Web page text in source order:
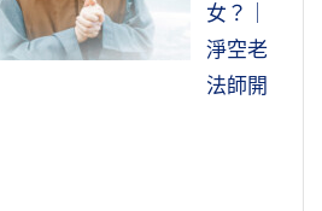
女？｜
淨空老
法師開